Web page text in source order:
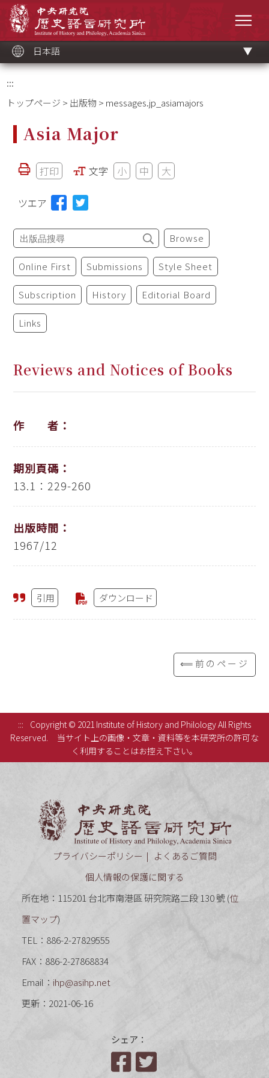
ッ
ク
日本語
:::
トップページ > 出版物 > messages.jp_asiamajors
Asia Major
打印 文字 小 中 大
ツエア
Browse
Online First Submissions Style Sheet
Subscription History Editorial Board
Links
Reviews and Notices of Books
作 者：
期別頁碼：
13.1：229-260
出版時間：
1967/12
引用 ダウンロード
⟸前のページ
:::
Copyright © 2021 Institute of History and Philology All Rights
Reserved.
当サイト上の画像・文章・資料等を本研究所の許可な
く利用することはお控え下さい。
プライバシーポリシー
よくあるご質問
個人情報の保護に関する
所在地：115201 台北市南港區 研究院路二段 130 號 (位
置マップ)
TEL：886-2-27829555
FAX：886-2-27868834
Email： ihp@asihp.net
更新：2021-06-16
シェア：
Facebook